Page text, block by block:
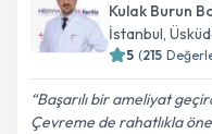
Kulak Burun
İstanbul,
5 (215
Başarılı bir ameliyat
Çevreme de rahatlıkla